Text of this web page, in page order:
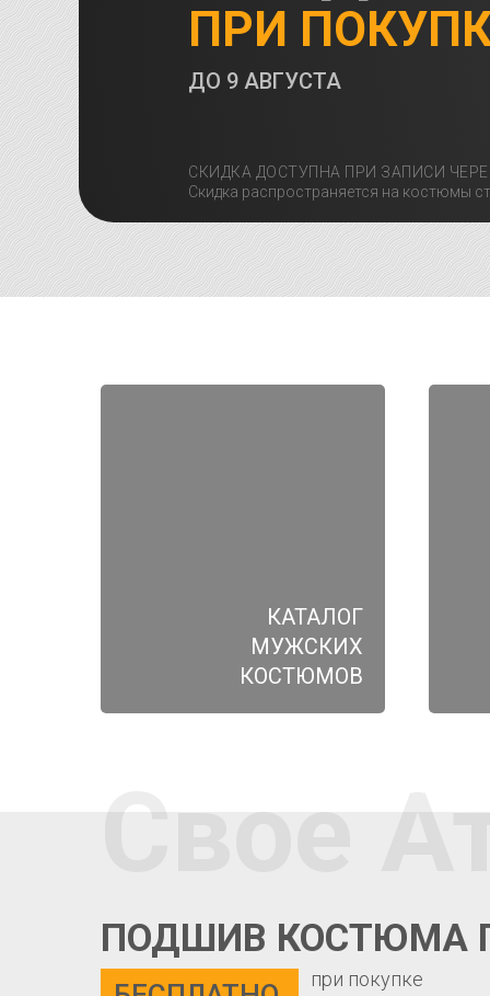
ПРИ
СКИДКА ДОСТУПНА ПРИ ЗАПИСИ
Скидка распространяется на костюмы
ДО 9 АВГУСТА
КАТАЛОГ
МУЖСКИХ
КОСТЮМОВ
Свое
ПОДШИВ КОСТЮМА
при покупке